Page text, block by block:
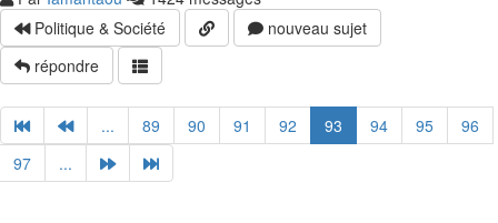
Politique & Société
nouveau sujet
répondre
... 89 90 91 92 93 94 95
96
97
...